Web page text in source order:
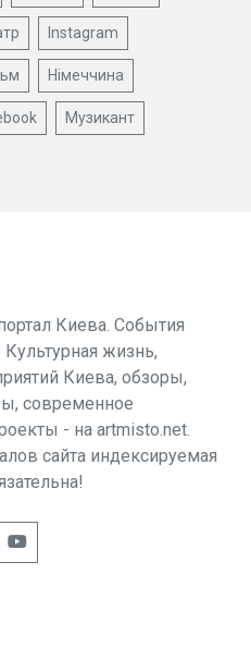
Instagram
Німеччина
Музикант
Киева. События
жизнь,
Киева, обзоры,
современное
- на artmisto.net.
сайта индексируемая